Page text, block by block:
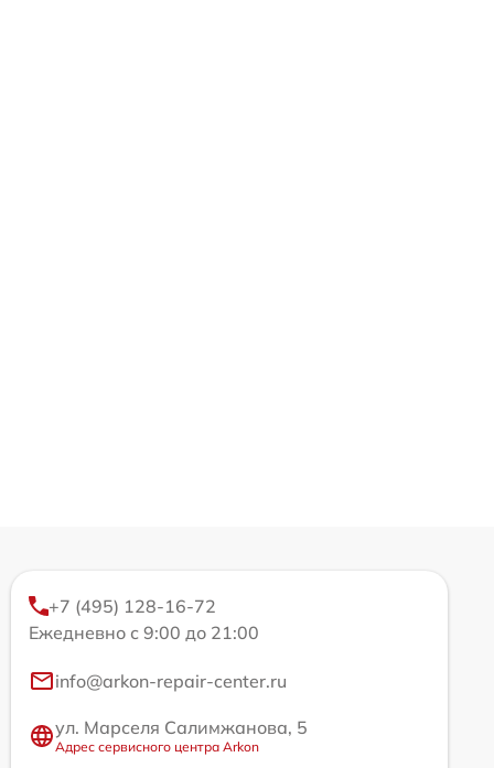
+7 (495) 128-16-72
Ежедневно с 9:00 до 21:00
info@arkon-repair-center.ru
ул. Марселя Салимжанова, 5
Адрес сервисного центра Arkon